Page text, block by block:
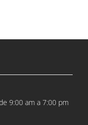
9:00 am a 7:00 pm